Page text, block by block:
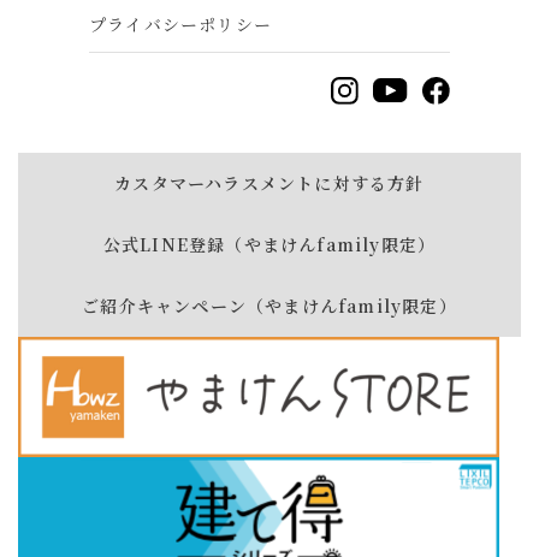
プライバシーポリシー
カスタマーハラスメントに対する方針
公式LINE登録（やまけんfamily限定）
ご紹介キャンペーン（やまけんfamily限定）